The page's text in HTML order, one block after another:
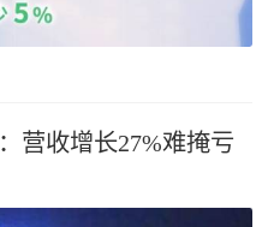
营收增长27%难掩亏